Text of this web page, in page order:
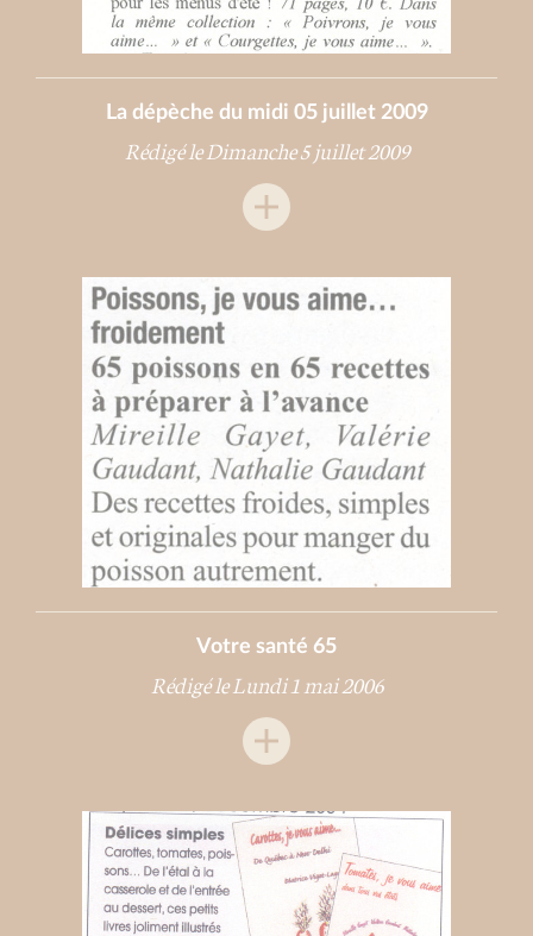
La dépèche du midi 05 juillet 2009
Rédigé le Dimanche 5 juillet 2009
Votre santé 65
Rédigé le Lundi 1 mai 2006